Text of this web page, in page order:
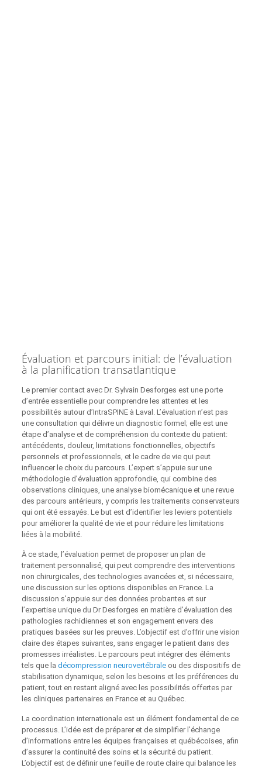
Évaluation et parcours initial: de l’évaluation
à la planification transatlantique
Le premier contact avec Dr. Sylvain Desforges est une porte
d’entrée essentielle pour comprendre les attentes et les
possibilités autour d’IntraSPINE à Laval. L’évaluation n’est pas
une consultation qui délivre un diagnostic formel; elle est une
étape d’analyse et de compréhension du contexte du patient:
antécédents, douleur, limitations fonctionnelles, objectifs
personnels et professionnels, et le cadre de vie qui peut
influencer le choix du parcours. L’expert s’appuie sur une
méthodologie d’évaluation approfondie, qui combine des
observations cliniques, une analyse biomécanique et une revue
des parcours antérieurs, y compris les traitements conservateurs
qui ont été essayés. Le but est d’identifier les leviers potentiels
pour améliorer la qualité de vie et pour réduire les limitations
liées à la mobilité.
À ce stade, l’évaluation permet de proposer un plan de
traitement personnalisé, qui peut comprendre des interventions
non chirurgicales, des technologies avancées et, si nécessaire,
une discussion sur les options disponibles en France. La
discussion s’appuie sur des données probantes et sur
l’expertise unique du Dr Desforges en matière d’évaluation des
pathologies rachidiennes et son engagement envers des
pratiques basées sur les preuves. L’objectif est d’offrir une vision
claire des étapes suivantes, sans engager le patient dans des
promesses irréalistes. Le parcours peut intégrer des éléments
tels que la décompression neurovertébraleou des dispositifs de
stabilisation dynamique, selon les besoins et les préférences du
patient, tout en restant aligné avec les possibilités offertes par
les cliniques partenaires en France et au Québec.
La coordination internationale est un élément fondamental de ce
processus. L’idée est de préparer et de simplifier l’échange
d’informations entre les équipes françaises et québécoises, afin
d’assurer la continuité des soins et la sécurité du patient.
L’objectif est de définir une feuille de route claire qui balance les